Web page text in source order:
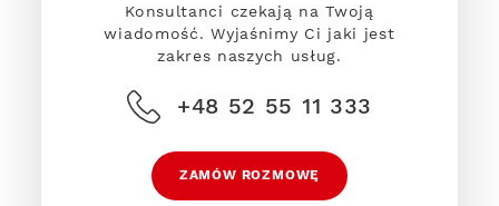
Konsultanci czekają na Twoją
wiadomość. Wyjaśnimy Ci jaki jest
zakres naszych usług.
+48 52 55 11 333
ZAMÓW ROZMOWĘ